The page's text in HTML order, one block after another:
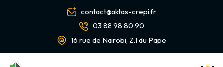
contact@aktas-crepi.fr
03 88 98 80 90
16 rue de Nairobi, Z.I du Pape